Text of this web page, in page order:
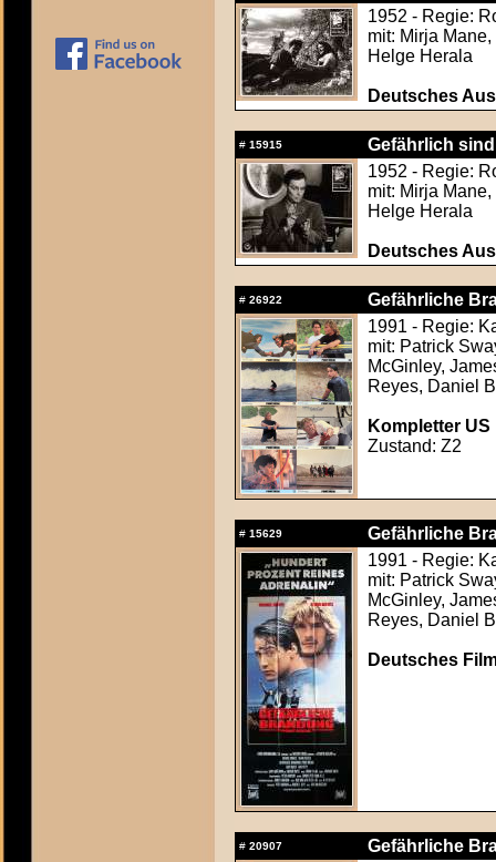
1952 - Regie:
mit: Mirja
Helge Herala
Deutsches
# 15915
Gefährlich
1952 - Regie:
mit: Mirja
Helge Herala
Deutsches
# 26922
Gefährliche
1991 - Regie:
mit: Patrick
McGinley,
Reyes, Daniel
Kompletter
Zustand: Z2
# 15629
Gefährliche
1991 - Regie:
mit: Patrick
McGinley,
Reyes, Daniel
Deutsches
# 20907
Gefährliche